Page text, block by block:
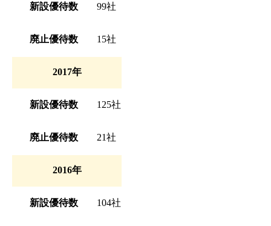
新設優待数 99社
廃止優待数 15社
2017年
新設優待数 125社
廃止優待数 21社
2016年
新設優待数 104社